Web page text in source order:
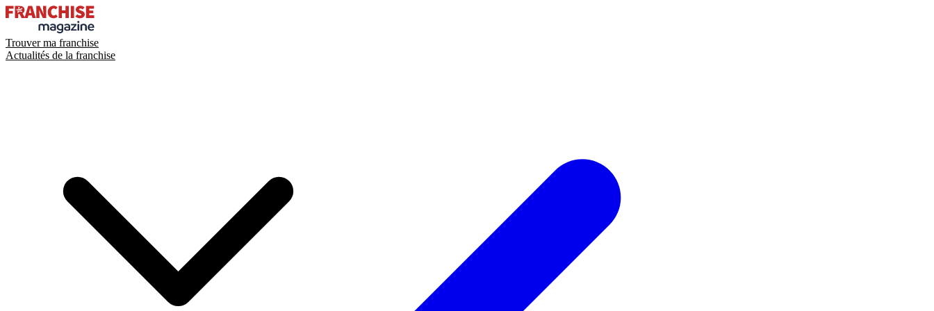
Trouver ma franchise
Actualités de la franchise